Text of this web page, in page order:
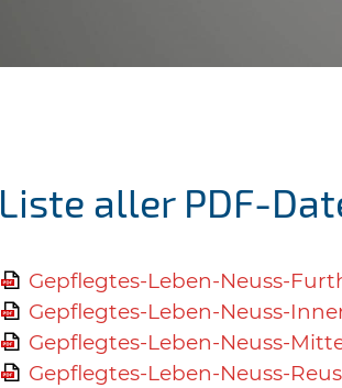
Liste aller PDF-
Gepflegtes-Leben-Neuss-
Gepflegtes-Leben-Neuss-
Gepflegtes-Leben-Neuss-
Gepflegtes-Leben-Neuss-